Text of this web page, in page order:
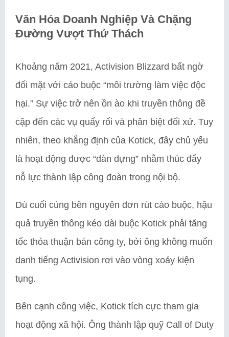
Văn Hóa Doanh Nghiệp Và Chặng
Đường Vượt Thử Thách
Khoảng năm 2021, Activision Blizzard bất ngờ
đối mặt với cáo buộc “môi trường làm việc độc
hại.” Sự việc trở nên ồn ào khi truyền thông đề
cập đến các vụ quấy rối và phân biệt đối xử. Tuy
nhiên, theo khẳng định của Kotick, đây chủ yếu
là hoạt động được “dàn dựng” nhằm thúc đẩy
nỗ lực thành lập công đoàn trong nội bộ.
Dù cuối cùng bên nguyên đơn rút cáo buộc, hậu
quả truyền thông kéo dài buộc Kotick phải tăng
tốc thỏa thuận bán công ty, bởi ông không muốn
danh tiếng Activision rơi vào vòng xoáy kiện
tụng.
Bên cạnh công việc, Kotick tích cực tham gia
hoạt động xã hội. Ông thành lập quỹ Call of Duty